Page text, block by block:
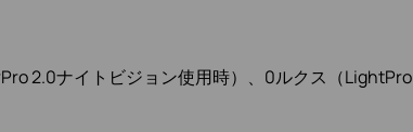
2.0ナイトビジョン使用時）、0ルクス（LightPro